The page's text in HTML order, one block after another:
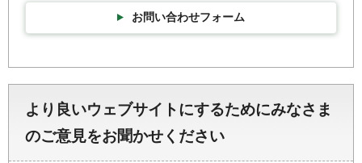
お問い合わせフォーム
より良いウェブサイトにするためにみなさま
のご意見をお聞かせください